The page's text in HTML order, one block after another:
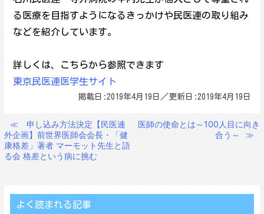
る医療を目指すようになるきっかけや民医連の取り組み
などを紹介しています。
詳しくは、こちらから参照できます
東京民医連医学生サイト
掲載日:2019年4月19日／更新日:2019年4月19日
投
稿
ナ
ゲ
≪
申し込み方法決定【民医連
外企画】前世界医師会会長・「健
康格差」著者 マーモット先生と語
る会 格差という病に挑む
医師の使命とは～100人目に向き
合う～
≫
よく読まれる記事